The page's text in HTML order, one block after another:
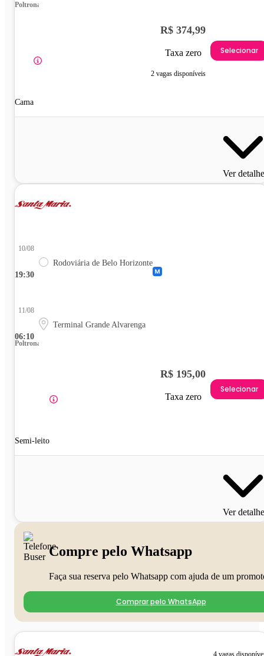
Poltrona
Cama
R$ 374,99
Taxa zero
2 vagas disponíveis
Selecionar
Ver
19:30
10/08
Rodoviária de Belo Horizonte
06:10
11/08
Terminal Grande Alvarenga
Poltrona
Semi-leito
R$ 195,00
Taxa zero
Selecionar
Ver
Compre pelo Whatsapp
Faça sua reserva pelo Whatsapp com ajuda de um
Comprar pelo WhatsApp
4 vagas